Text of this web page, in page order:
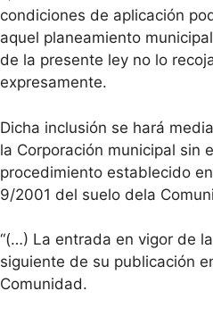
condiciones de aplicación
aquel planeamiento
de la presente ley no lo
expresamente.
Dicha inclusión se hará
la Corporación municipal sin
procedimiento establecido
9/2001 del suelo dela
“(…) La entrada en vigor de
siguiente de su publicación
Comunidad.